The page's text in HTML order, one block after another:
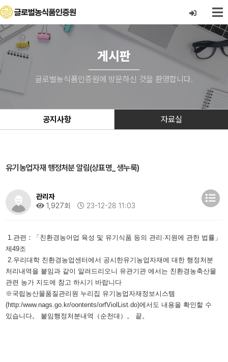
게시판
글로벌농식품인증원에 방문하신 것을 환영합니다.
공지사항 자료실
유기농업자재 행정처분 알림(상표명_ 생누룩)
관리자
1,927회
23-12-28 11:03
1.관련：「친환경농어업 육성 및 유기식품 등의 관리·지원에 관한 법률」
제49조
2.우리대학 친환경농업센터에서 공시한유기농업자재에 대한 행정처분
처리내역을 붙임과 같이 알려드리오니 유관기관 에서는 친환경농축산물
관련 농가 지도에 참고 하시기 바랍니다
※국립농산물품질관리원 누리집 유기농업자재정보시스템
(http:/www.nags.go.kr/oontents/orfViolList.do)에서도 내용을 확인할 수
있습니다。 붙임행정처분내역（순천대）。 끝。